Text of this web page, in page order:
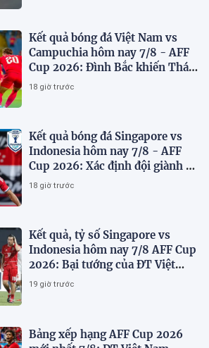
Kết quả bóng đá Việt Nam vs
Campuchia hôm nay 7/8 - AFF
Cup 2026: Đình Bắc khiến Thái
Lan run sợ
18 giờ trước
Kết quả bóng đá Singapore vs
Indonesia hôm nay 7/8 - AFF
Cup 2026: Xác định đội giành vé
Bán kết
18 giờ trước
Kết quả, tỷ số Singapore vs
Indonesia hôm nay 7/8 AFF Cup
2026: Bại tướng của ĐT Việt
nam dừng bước sớm
19 giờ trước
Bảng xếp hạng AFF Cup 2026